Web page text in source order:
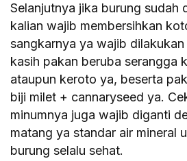
Selanjutnya jika burung sudah
kalian wajib membersihkan
sangkarnya ya wajib dilakukan
kasih pakan beruba serangga
ataupun keroto ya, beserta
biji milet + cannaryseed ya.
minumnya juga wajib diganti
matang ya standar air mineral
burung selalu sehat.